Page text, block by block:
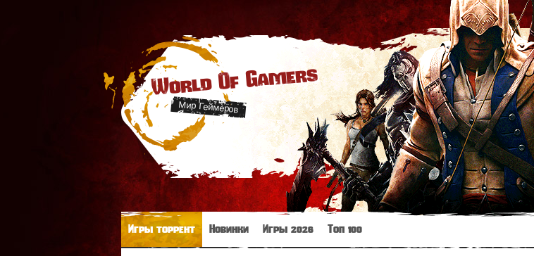
World Of Gamers
Мир Геймеров
Игры торрент Новинки Игры 2026 Топ 100